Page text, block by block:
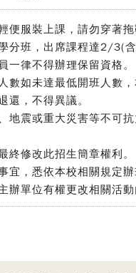
便服裝上課，請勿穿著
學分班，出席課程達2/3(
一律不得辦理保留資格。
數如未達最低開班人數
還，不得異議。
地震或重大災害等不可
終修改此招生簡章權利。
宜，悉依本校相關規定
辦單位有權更改相關活